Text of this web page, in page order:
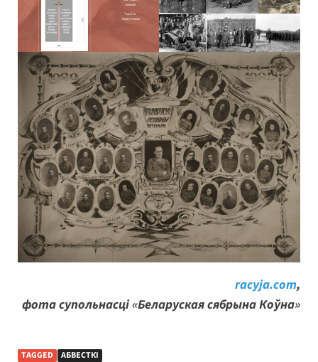
racyja.com,
фота супольнасці «Беларуская сябрына Коўна»
TAGGED АБВЕСТКІ